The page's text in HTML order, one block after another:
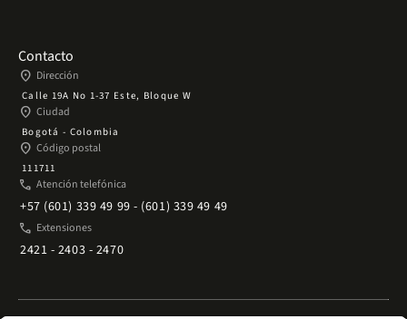
Contacto
place Dirección
Calle 19A No 1-37 Este, Bloque W
place Ciudad
Bogotá - Colombia
place Código postal
111711
phone Atención telefónica
+57 (601) 339 49 99 - (601) 339 49 49
phone Extensiones
2421 - 2403 - 2470